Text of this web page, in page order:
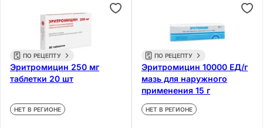
ПО РЕЦЕПТУ
Эритромицин 250 мг
таблетки 20 шт
НЕТ В РЕГИОНЕ
ПО РЕЦЕПТУ
Эритромицин 10000 ЕД/г
мазь для наружного
применения 15 г
НЕТ В РЕГИОНЕ